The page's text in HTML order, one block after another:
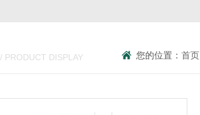
/ PRODUCT DISPLAY 您的位置：首页